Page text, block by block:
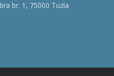
br. 1, 75000 Tuzla